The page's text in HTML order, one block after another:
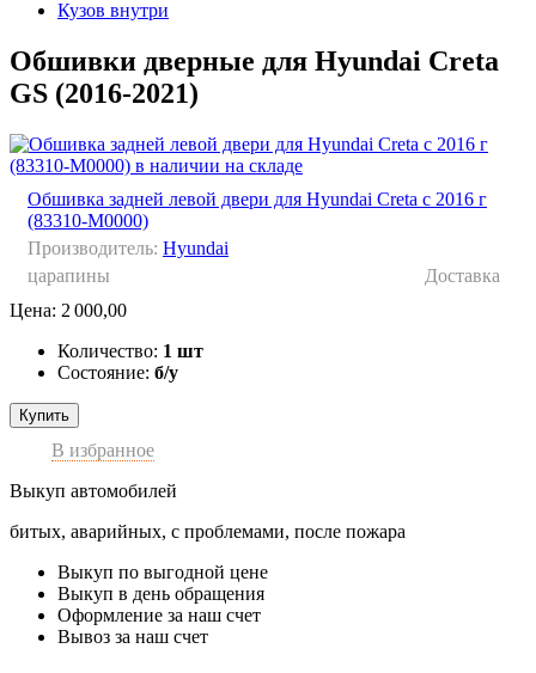
Кузов внутри
Обшивки дверные для Hyundai Creta
GS (2016-2021)
Обшивка задней левой двери для Hyundai Creta с 2016 г
(83310-M0000)
Производитель: Hyundai
царапины
Доставка
Цена: 2 000,00
Количество: 1 шт
Состояние: б/у
Купить
В избранное
Выкуп автомобилей
битых, аварийных, с проблемами, после пожара
Выкуп по выгодной цене
Выкуп в день обращения
Оформление за наш счет
Вывоз за наш счет